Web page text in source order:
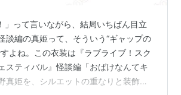
」って言いながら、結局いちばん目立
編の真姫って、そういう“ギャップの
よね。この衣装は『ラブライブ！スク
スティバル』怪談編「おばけなんてキ
真姫を、シルエットの重なりと装飾の